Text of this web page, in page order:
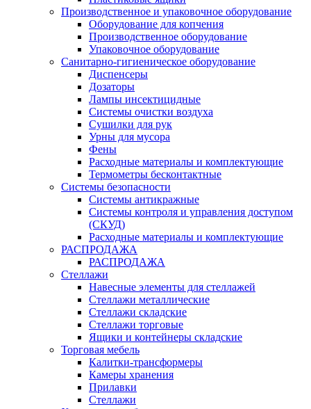
Производственное и упаковочное оборудование
Оборудование для копчения
Производственное оборудование
Упаковочное оборудование
Санитарно-гигиеническое оборудование
Диспенсеры
Дозаторы
Лампы инсектицидные
Системы очистки воздуха
Сушилки для рук
Урны для мусора
Фены
Расходные материалы и комплектующие
Термометры бесконтактные
Системы безопасности
Системы антикражные
Системы контроля и управления доступом
(СКУД)
Расходные материалы и комплектующие
РАСПРОДАЖА
РАСПРОДАЖА
Стеллажи
Навесные элементы для стеллажей
Стеллажи металлические
Стеллажи складские
Стеллажи торговые
Ящики и контейнеры складские
Торговая мебель
Калитки-трансформеры
Камеры хранения
Прилавки
Стеллажи